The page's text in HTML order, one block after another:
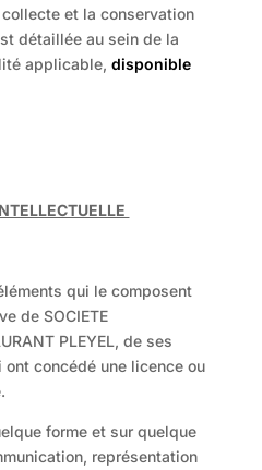
et la conservation
détaillée au sein de la
applicable, disponible
qui le composent
de SOCIETE
PLEYEL, de ses
concédé une licence ou
forme et sur quelque
représentation